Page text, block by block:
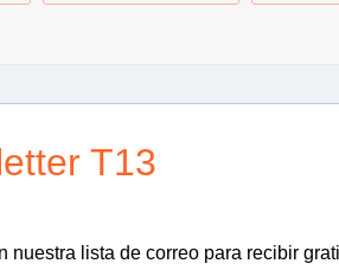
T13
nuestra lista de correo para recibir